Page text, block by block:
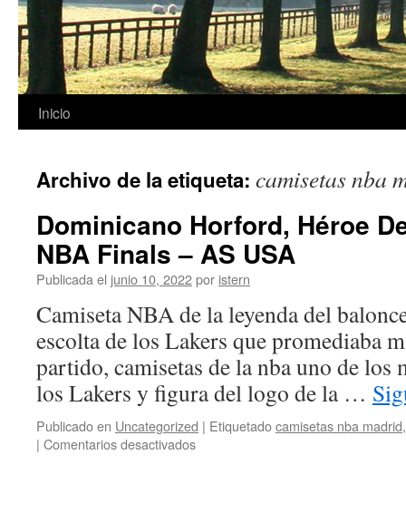
Saltar
contenido
Inicio
Archivo de la etiqueta: camisetas nba
Dominicano Horford, Héroe
NBA Finals – AS USA
Publicada el junio 10, 2022por istern
Camiseta NBA de la leyenda del
escolta de los Lakers que promediaba
partido, camisetas de la nba uno de los
los Lakers y figura del logo de la …
Publicado en Uncategorized | Etiquetadocamisetas nba madrid
| Comentarios desactivadosen